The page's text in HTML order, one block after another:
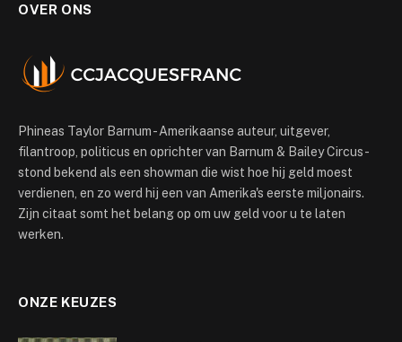
OVER ONS
Phineas Taylor Barnum - Amerikaanse auteur, uitgever,
filantroop, politicus en oprichter van Barnum & Bailey Circus -
stond bekend als een showman die wist hoe hij geld moest
verdienen, en zo werd hij een van Amerika's eerste miljonairs.
Zijn citaat somt het belang op om uw geld voor u te laten
werken.
ONZE KEUZES